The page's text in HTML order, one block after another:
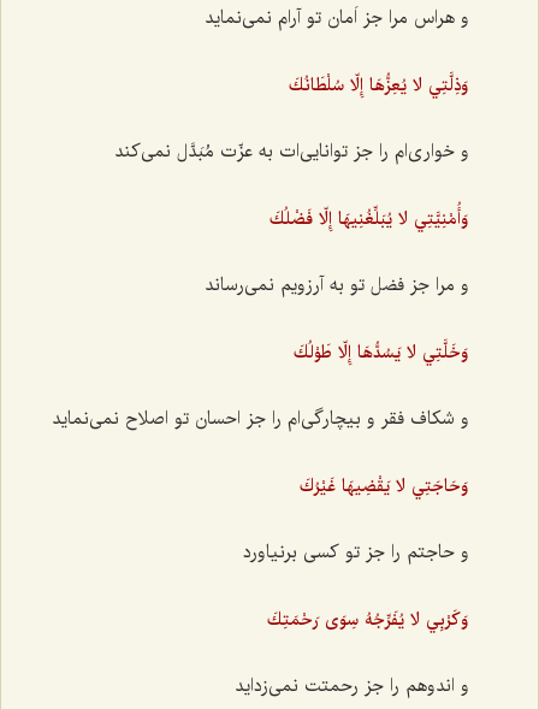
و هراس مرا جز اَمان تو آرام نمی‌نماید
وَذِلَّتِي لا يُعِزُّهَا إِلّا سُلْطَانُكَ
و خواری‌ام را جز توانایی‌ات به عزّت مُبَدَّل نمی‌کند
وَأُمْنِيَّتِي لا يُبَلِّغُنِيهَا إِلّا فَضْلُكَ
و مرا جز فضل تو به آرزویم نمی‌رساند
وَخَلَّتِي لا يَسُدُّهَا إِلّا طَوْلُكَ
و شکاف فقر و بیچارگی‌ام را جز احسان تو اصلاح نمی‌نماید
وَحَاجَتِي لا يَقْضِيهَا غَيْرُكَ
و حاجتم را جز تو کسی بر‌نیاورد
وَكَرْبِي لا يُفَرِّجُهُ سِوَى رَحْمَتِكَ
و اندوهم را جز رحمتت نمی‌زداید